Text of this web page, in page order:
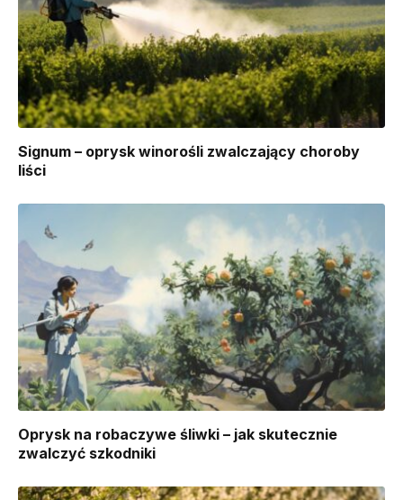
Signum – oprysk winorośli zwalczający choroby
liści
Oprysk na robaczywe śliwki – jak skutecznie
zwalczyć szkodniki